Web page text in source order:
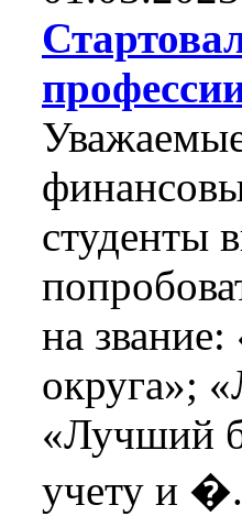
студенты
на
округа»;
«Лучший
учету и